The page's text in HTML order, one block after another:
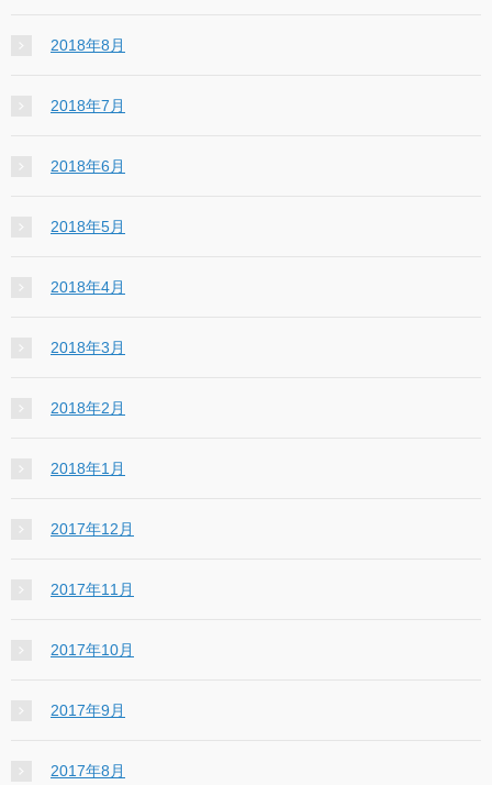
2018年8月
2018年7月
2018年6月
2018年5月
2018年4月
2018年3月
2018年2月
2018年1月
2017年12月
2017年11月
2017年10月
2017年9月
2017年8月